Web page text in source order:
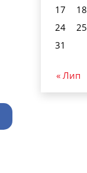
17
18
24
25
31
« Лип